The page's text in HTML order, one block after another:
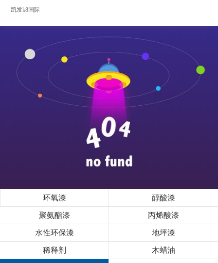
凯发k8国际
环氧漆 醇酸漆
聚氨酯漆 丙烯酸漆
水性环保漆 地坪漆
稀释剂 木蜡油